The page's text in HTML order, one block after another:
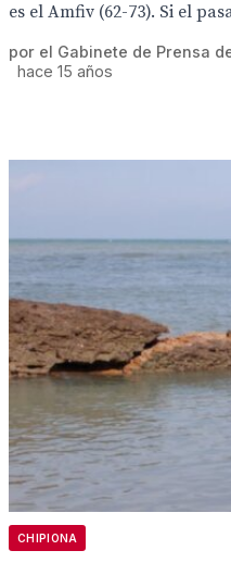
es el Amfiv (62-73). Si el
por el Gabinete de Prensa
hace 15 años
CHIPIONA